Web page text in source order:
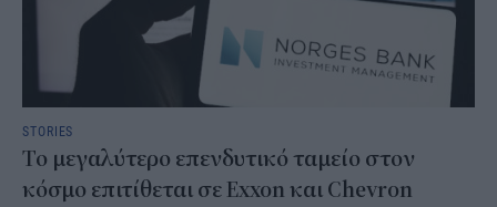
STORIES
Το μεγαλύτερο επενδυτικό ταμείο στον
κόσμο επιτίθεται σε Exxon και Chevron